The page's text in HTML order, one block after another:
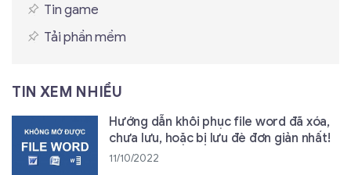
Tin game
Tải phần mềm
TIN XEM NHIỀU
Hướng dẫn khôi phục file word đã xóa,
chưa lưu, hoặc bị lưu đè đơn giản nhất!
11/10/2022